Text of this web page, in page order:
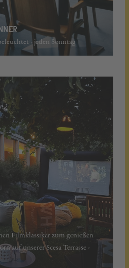
- jeden Sonntag
Filmklassiker zum genießen
auf unserer Scesa Terrasse -